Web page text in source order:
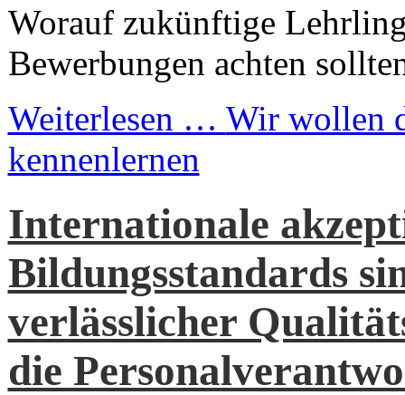
Worauf zukünftige
Bewerbungen achten
Weiterlesen … Wir wollen
kennenlernen
Internationale
Bildungsstandards
verlässlicher
die